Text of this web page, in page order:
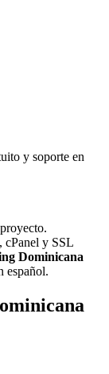
y soporte en
cPanel y SSL
Dominicana
español.